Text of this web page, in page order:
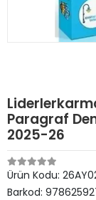
Paragraf
2025-26
Ürün Kodu:
Barkod: